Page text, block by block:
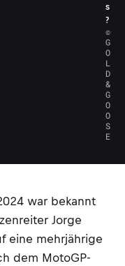
s
?
©
G
O
L
D
&
G
O
O
S
E
war bekannt
Jorge
eine mehrjährige
dem MotoGP-